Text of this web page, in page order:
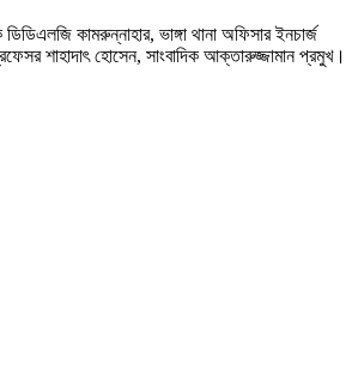
কামরুন্নাহার, ভাঙ্গা থানা অফিসার ইনচার্জ
শাহাদাৎ হোসেন, সাংবাদিক আক্তারুজ্জামান প্রমুখ।